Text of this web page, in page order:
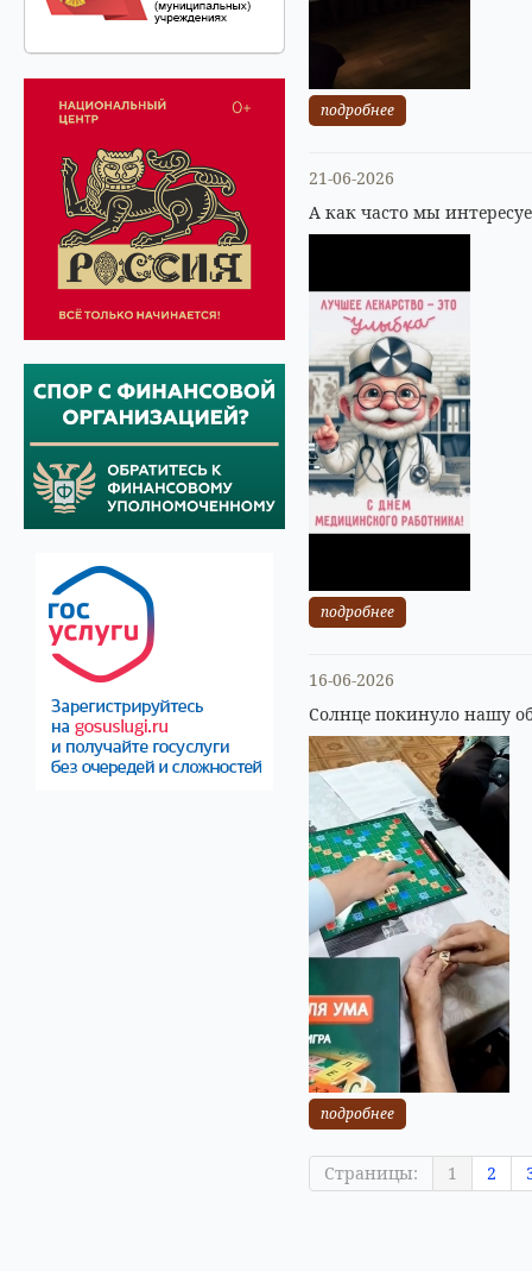
подробнее
21-06-2026
А как часто мы
подробнее
16-06-2026
Солнце покинуло нашу
подробнее
Страницы: 1 2